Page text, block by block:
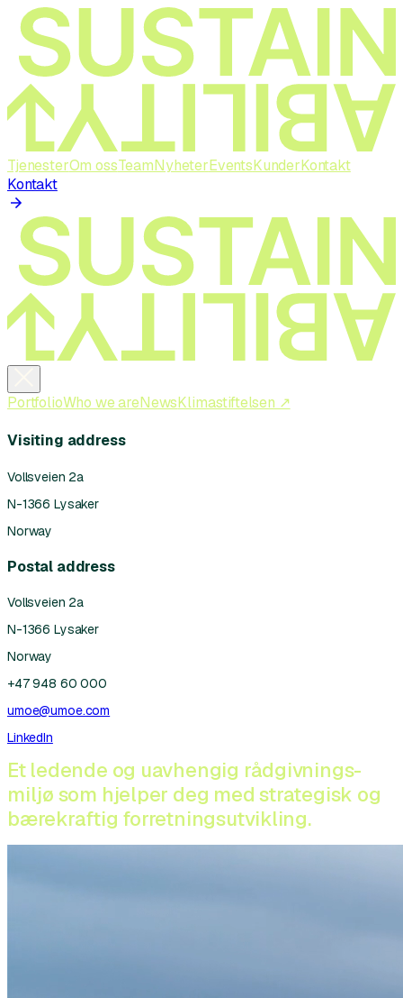
TjenesterOm ossTeamNyheterEventsKunderKontakt
Kontakt
PortfolioWho we areNewsKlimastiftelsen ↗
Visiting address
Vollsveien 2a
N-1366 Lysaker
Norway
Postal address
Vollsveien 2a
N-1366 Lysaker
Norway
+47 948 60 000
umoe@umoe.com
LinkedIn
Et ledende og uavhengig rådgivnings-
miljø som hjelper deg med strategisk og
bærekraftig forretningsutvikling.